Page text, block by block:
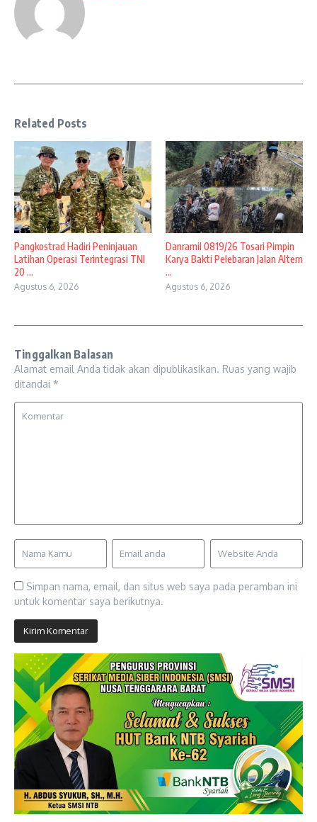
Related Posts
Pangkostrad Hadiri Peninjauan
Latihan Operasi Terintegrasi TNI
20 ...
Agustus 6, 2026
Danramil 0819/26 Tosari Pimpin
Karya Bakti Pelebaran Jalan Altern
...
Agustus 6, 2026
Tinggalkan Balasan
Alamat email Anda tidak akan dipublikasikan. Ruas yang wajib
ditandai *
Simpan nama, email, dan situs web saya pada peramban ini
untuk komentar saya berikutnya.